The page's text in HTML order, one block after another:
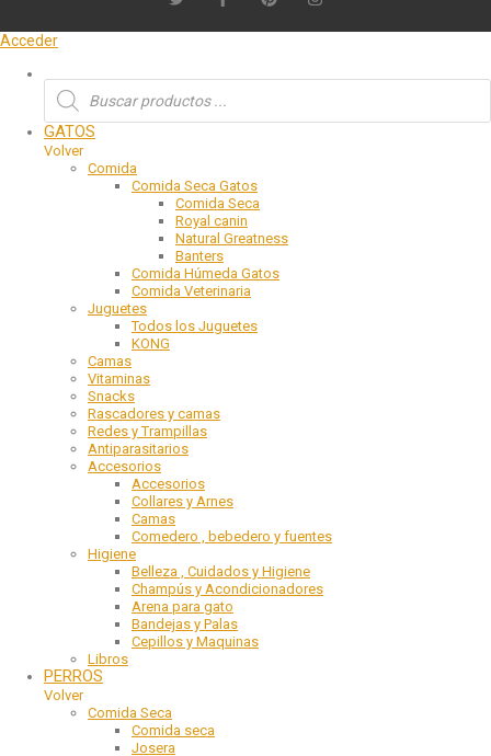
Acceder
GATOS
Volver
Comida
Comida Seca Gatos
Comida Seca
Royal canin
Natural Greatness
Banters
Comida Húmeda Gatos
Comida Veterinaria
Juguetes
Todos los Juguetes
KONG
Camas
Vitaminas
Snacks
Rascadores y camas
Redes y Trampillas
Antiparasitarios
Accesorios
Accesorios
Collares y Arnes
Camas
Comedero , bebedero y fuentes
Higiene
Belleza , Cuidados y Higiene
Champús y Acondicionadores
Arena para gato
Bandejas y Palas
Cepillos y Maquinas
Libros
PERROS
Volver
Comida Seca
Comida seca
Josera